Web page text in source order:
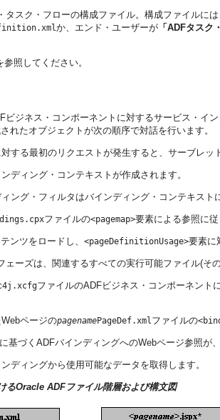
タスク・フローの構成ファイル。構成ファイルに
か、エンド・ユーザーが 「ADFタスク
参照してください。
ジネス・コンポーネントに対するサービス・
れたオブジェクトが次の順序で対話を行います。
する最初のリクエストが発生すると、サーブレッ
ディング・コンテキストが作成されます。
ング・フィルタはバインディング・コンテキスト
ファイルの<pagemap>要素による参照に従
ンツをロードし、 <pageDefinitionUsage>要素に
ェーズは、関連するすべての実行可能ファイル(そ
ファイルのADFビジネス・コンポーネント
ページのpagenamePageDef.xmlファイルの
基づくADFバインディングへのWebページ参照
ディングから使用可能なデータを取得します。
るOracle ADFファイル階層および構文図